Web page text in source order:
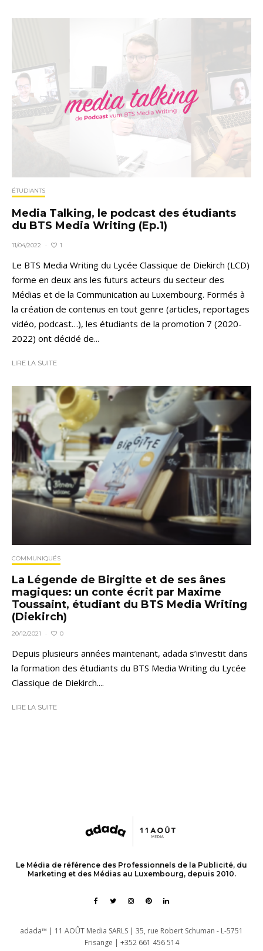
ÉTUDIANTS
Media Talking, le podcast des étudiants
du BTS Media Writing (Ep.1)
11/04/2022 · 1
Le BTS Media Writing du Lycée Classique de Diekirch (LCD)
forme en deux ans les futurs acteurs du secteur des
Médias et de la Communication au Luxembourg. Formés à
la création de contenus en tout genre (articles, reportages
vidéo, podcast…), les étudiants de la promotion 7 (2020-
2022) ont décidé de...
LIRE LA SUITE
COMMUNIQUÉS
La Légende de Birgitte et de ses ânes
magiques: un conte écrit par Maxime
Toussaint, étudiant du BTS Media Writing
(Diekirch)
20/12/2021 · 0
Depuis plusieurs années maintenant, adada s’investit dans
la formation des étudiants du BTS Media Writing du Lycée
Classique de Diekirch....
LIRE LA SUITE
Le Média de référence des Professionnels de la Publicité, du
Marketing et des Médias au Luxembourg, depuis 2010.
adada™ | 11 AOÛT Media SARLS | 35, rue Robert Schuman - L-5751
Frisange | +352 661 456 514